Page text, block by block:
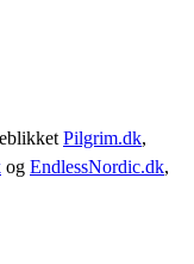
Pilgrim.dk,
og EndlessNordic.dk,